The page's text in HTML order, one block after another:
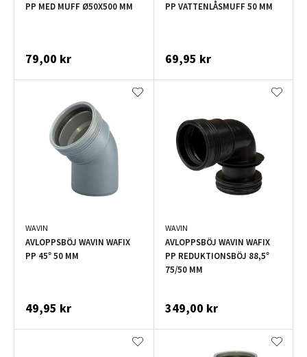
PP MED MUFF Ø50X500 MM
79,00 kr
PP VATTENLÅSMUFF 50 MM
69,95 kr
WAVIN
AVLOPPSBÖJ WAVIN WAFIX
PP 45° 50 MM
49,95 kr
WAVIN
AVLOPPSBÖJ WAVIN WAFIX
PP REDUKTIONSBÖJ 88,5°
75/50 MM
349,00 kr